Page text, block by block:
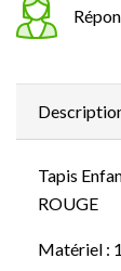
Tapis
ROUGE
Matériel :